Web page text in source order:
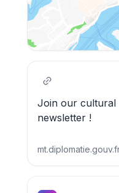
Join our cultural
newsletter !